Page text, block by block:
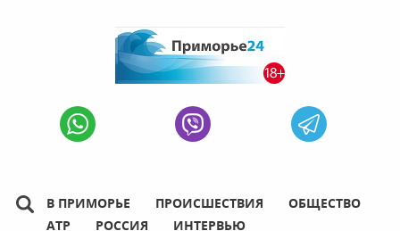
В ПРИМОРЬЕ ПРОИСШЕСТВИЯ
ОБЩЕСТВО
АТР
РОССИЯ ИНТЕРВЬЮ